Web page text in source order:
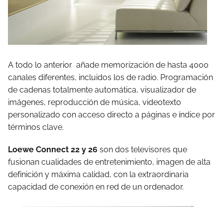
A todo lo anterior añade memorización de hasta 4000
canales diferentes, incluidos los de radio. Programación
de cadenas totalmente automática, visualizador de
imágenes, reproducción de música, videotexto
personalizado con acceso directo a páginas e índice por
términos clave.
Loewe Connect 22 y 26 son dos televisores que
fusionan cualidades de entretenimiento, imagen de alta
definición y máxima calidad, con la extraordinaria
capacidad de conexión en red de un ordenador.